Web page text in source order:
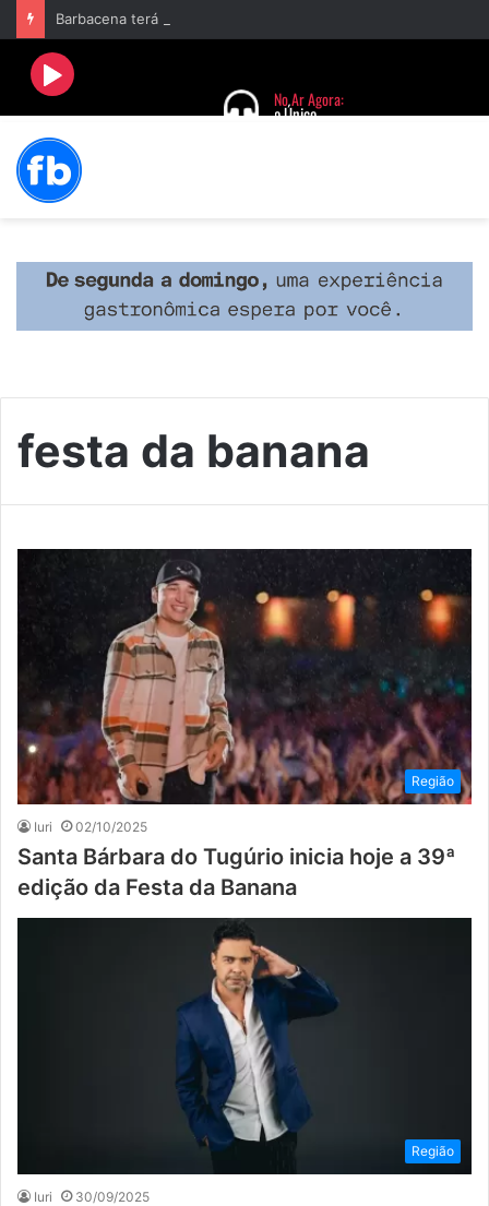
festa da banana
Região
Iuri 02/10/2025
Santa Bárbara do Tugúrio inicia hoje a 39ª
edição da Festa da Banana
Região
Iuri 30/09/2025